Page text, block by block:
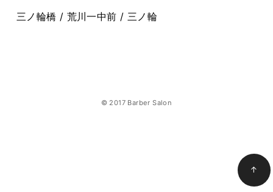
三ノ輪橋 / 荒川一中前 / 三ノ輪
© 2017 Barber Salon
↑